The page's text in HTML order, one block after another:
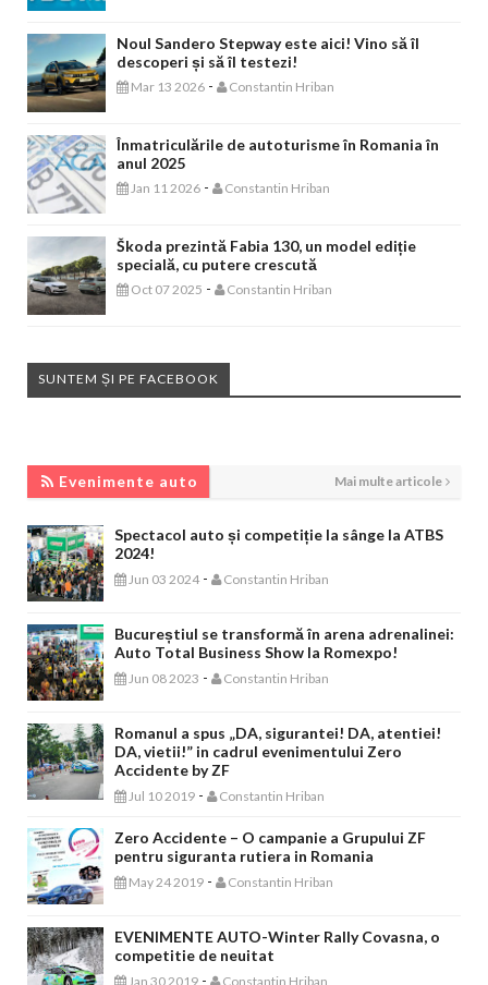
Noul Sandero Stepway este aici! Vino să îl
descoperi și să îl testezi!
Mar 13 2026 - Constantin Hriban
Înmatriculările de autoturisme în Romania în
anul 2025
Jan 11 2026 - Constantin Hriban
Škoda prezintă Fabia 130, un model ediție
specială, cu putere crescută
Oct 07 2025 - Constantin Hriban
SUNTEM ȘI PE FACEBOOK
Evenimente auto Mai multe articole
Spectacol auto și competiție la sânge la ATBS
2024!
Jun 03 2024 - Constantin Hriban
Bucureștiul se transformă în arena adrenalinei:
Auto Total Business Show la Romexpo!
Jun 08 2023 - Constantin Hriban
Romanul a spus „DA, sigurantei! DA, atentiei!
DA, vietii!” in cadrul evenimentului Zero
Accidente by ZF
Jul 10 2019 - Constantin Hriban
Zero Accidente – O campanie a Grupului ZF
pentru siguranta rutiera in Romania
May 24 2019 - Constantin Hriban
EVENIMENTE AUTO-Winter Rally Covasna, o
competitie de neuitat
Jan 30 2019 - Constantin Hriban